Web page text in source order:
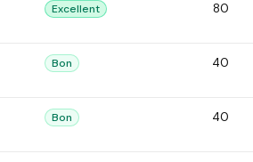
Excellent 80
Bon 40
Bon 40